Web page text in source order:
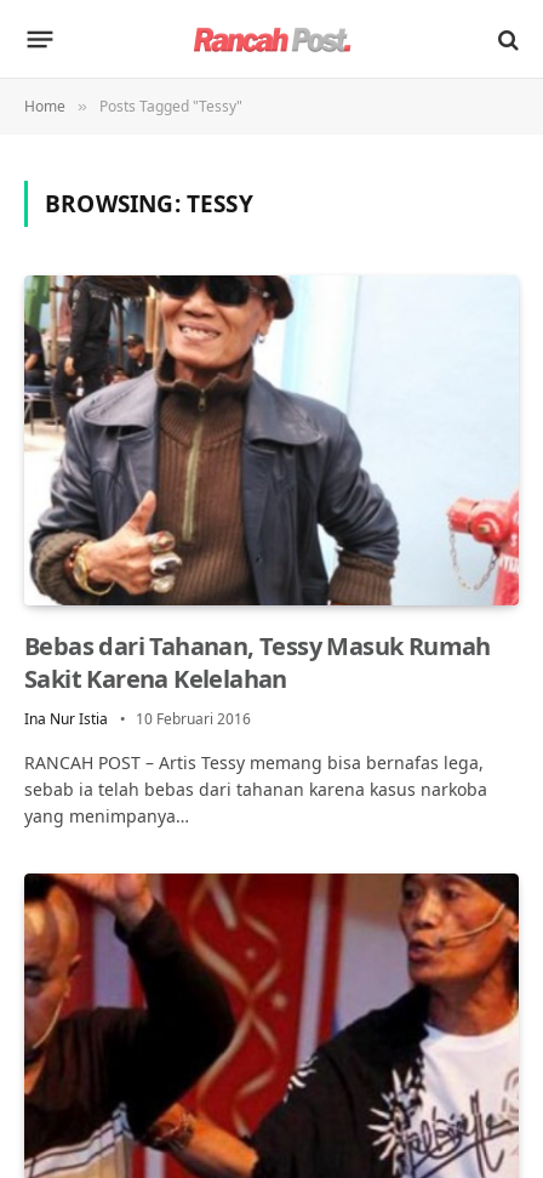
Home » Posts Tagged "Tessy"
BROWSING:TESSY
Bebas dari Tahanan, Tessy Masuk Rumah
Sakit Karena Kelelahan
Ina Nur Istia 10 Februari 2016
RANCAH POST – Artis Tessy memang bisa bernafas lega,
sebab ia telah bebas dari tahanan karena kasus narkoba
yang menimpanya…